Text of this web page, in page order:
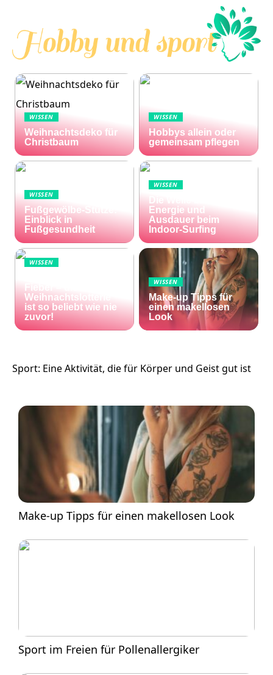
WISSEN
Weihnachtsdeko für
Christbaum
WISSEN
Hobbys allein oder
gemeinsam pflegen
WISSEN
Fußgewölbe-Stütze:
Einblick in
Fußgesundheit
WISSEN
Die Welle zu Hause:
Energie und
Ausdauer beim
Indoor-Surfing
WISSEN
Fieber – die El Gordo
Weihnachtslotterie
ist so beliebt wie nie
zuvor!
WISSEN
Make-up Tipps für
einen makellosen
Look
Sport: Eine Aktivität, die für Körper und Geist gut ist
Make-up Tipps für einen makellosen Look
Sport im Freien für Pollenallergiker